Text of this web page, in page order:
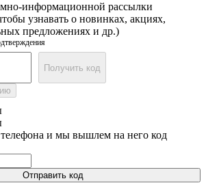
информационной рассылки
узнавать о новинках, акциях,
предложениях и др.)
Получить код
и мы вышлем на него код
Отправить код